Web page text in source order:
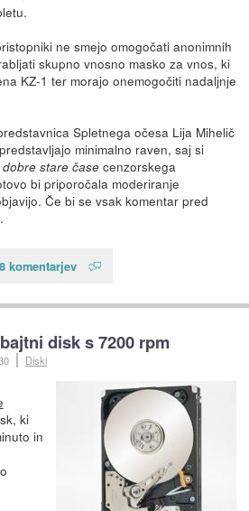
ne smejo omogočati anonimnih
skupno vnosno masko za vnos, ki
KZ-1 ter morajo onemogočiti nadaljnje
Spletnega očesa Lija Mihelič
minimalno raven, saj si
dobre stare časecenzorskega
bi priporočala moderiranje
Če bi se vsak komentar pred
komentarjev
disk s 7200 rpm
Diski
ki
in